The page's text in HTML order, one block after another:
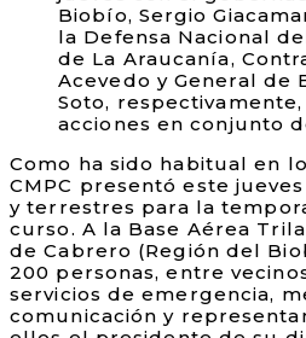
Biobío, Sergio
la Defensa Nacional
de La Araucanía,
Acevedo y General de
Soto,
acciones en conjunto
Como ha sido habitual en
CMPC presentó este
y terrestres para la
curso. A la Base Aérea
de Cabrero (Región del
200 personas, entre
servicios de emergencia,
comunicación y